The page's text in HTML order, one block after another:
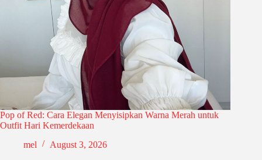
Pop of Red: Cara Elegan Menyisipkan Warna Merah untuk
Outfit Hari Kemerdekaan
mel
August 3, 2026